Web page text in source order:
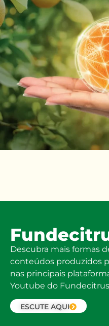
Descubra mais formas
conteúdos produzidos
nas principais
Youtube do
ESCUTE AQUI